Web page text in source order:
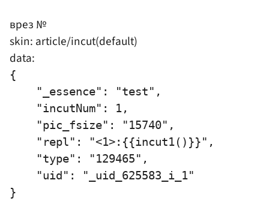
врез №
skin: article/incut(default)
data:
{
    "_essence": "test",
    "incutNum": 1,
    "pic_fsize": "15740",
    "repl": "<1>:{{incut1()}}",
    "type": "129465",
    "uid": "_uid_625583_i_1"